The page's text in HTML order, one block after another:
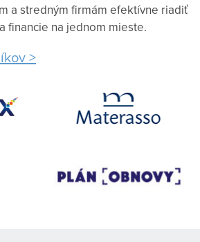
a stredným firmám efektívne riadiť
financie na jednom mieste.